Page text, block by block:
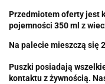
Przedmiotem oferty jest
pojemności 350 ml z
Na palecie mieszczą się
Puszki posiadają
kontaktu z żywnością.